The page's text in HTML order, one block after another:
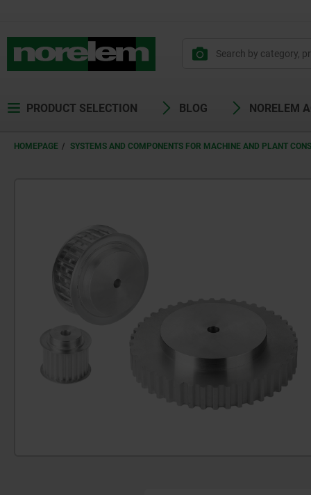
PRODUCT SELECTION BLOG NORELEM
HOMEPAGE SYSTEMS AND COMPONENTS FOR MACHINE AND PLANT